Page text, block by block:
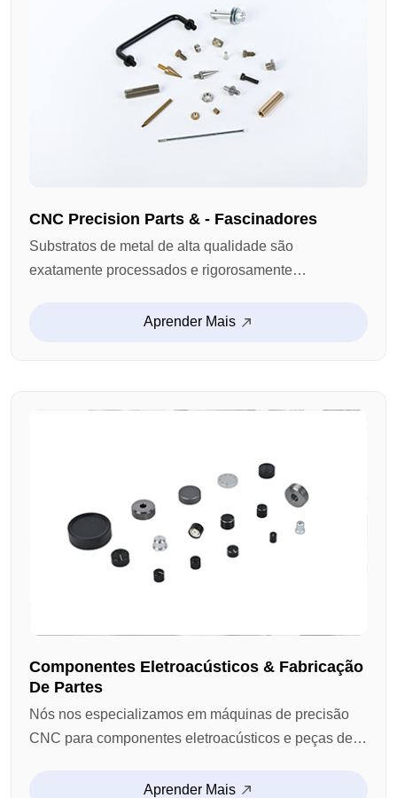
CNC Precision Parts & - Fascinadores
Substratos de metal de alta qualidade são
exatamente processados e rigorosamente
completa de produtos, incluindo screws, nuts, bolts,
Aprender Mais
Componentes Eletroacústicos & Fabricação
De Partes
Nós nos especializamos em máquinas de precisão
CNC para componentes eletroacústicos e peças de
de microfones, conectores de áudio e componentes
Aprender Mais